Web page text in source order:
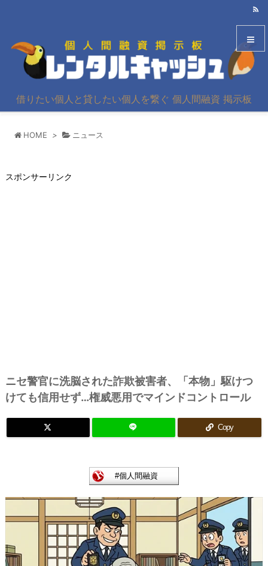
借りたい個人と貸したい個人を繋ぐ 個人間融資 掲示板
HOME > ニュース
スポンサーリンク
ニセ警官に洗脳された詐欺被害者、「本物」駆けつ
けても信用せず…権威悪用でマインドコントロール
Copy